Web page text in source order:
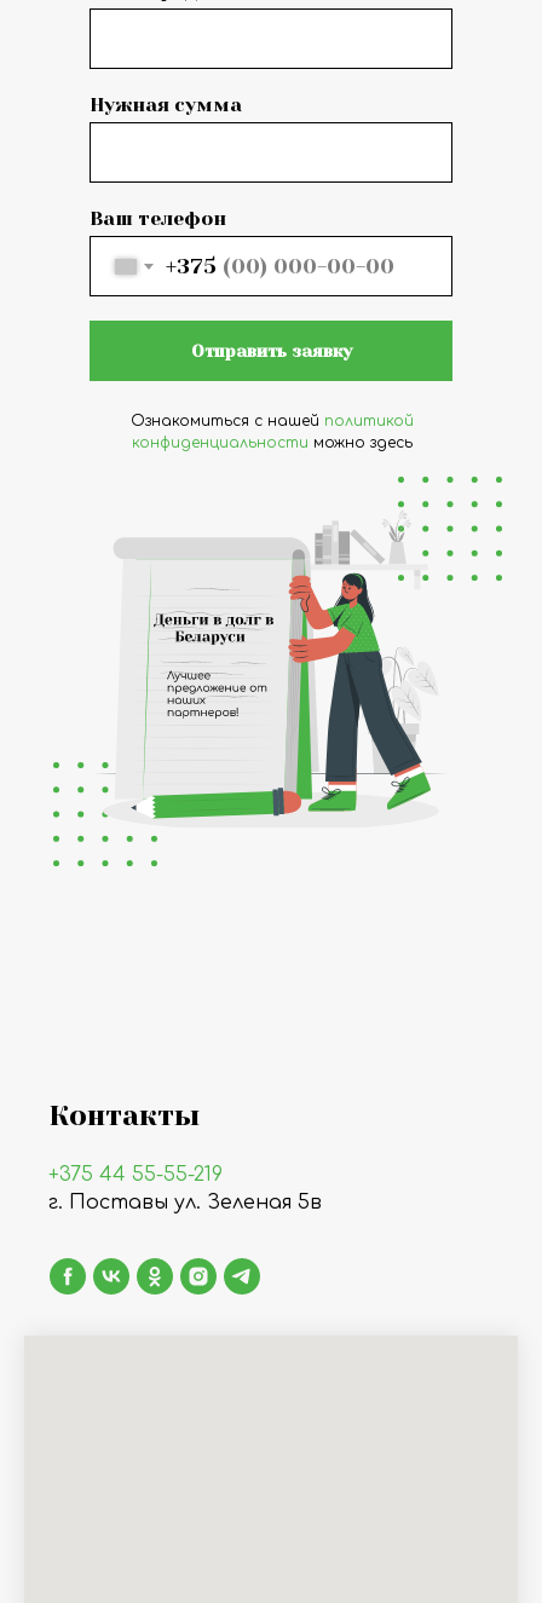
Нужная сумма
Ваш телефон
+375
Отправить заявку
Ознакомиться с нашей политикой
конфиденциальности можно здесь
Контакты
+375 44 55-55-219
г. Поставы ул. Зеленая 5в